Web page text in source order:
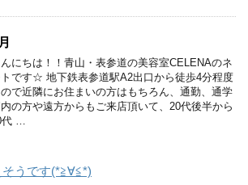
にちは！！青山・表参道の美容室CELENAのネ
です☆ 地下鉄表参道駅A2出口から徒歩4分程度
で近隣にお住まいの方はもちろん、通勤、通学
の方や遠方からもご来店頂いて、20代後半から
代 …
そうです(*≧∀≦*)